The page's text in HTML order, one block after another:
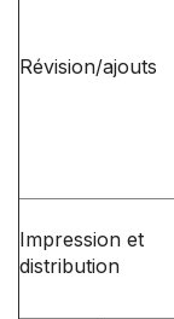
Révision/ajouts
Impression et
distribution